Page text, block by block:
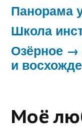
Панорама
Школа
Озёрное →
и
Моё